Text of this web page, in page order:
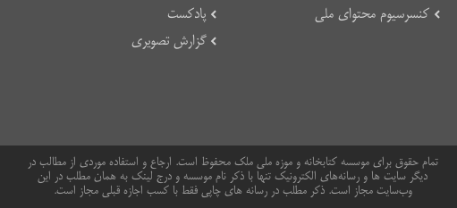
کنسرسیوم محتوای ملی
پادکست
گزارش تصویری
تمام حقوق برای موسسه کتابخانه و موزه ملی ملک محفوظ است. ارجاع و استفاده موردی از مطالب در
دیگر سایت ها و رسانه‌های الکترونیک تنها با ذکر نام موسسه و درج لینک به همان مطلب در این
وب‌سایت مجاز است. ذکر مطلب در رسانه های چاپی فقط با کسب اجازه قبلی مجاز است.